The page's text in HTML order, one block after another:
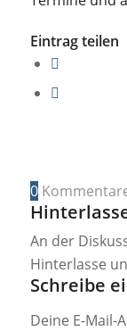
Eintrag teilen
0
An der
Hinterlasse
Schreibe
Deine E-